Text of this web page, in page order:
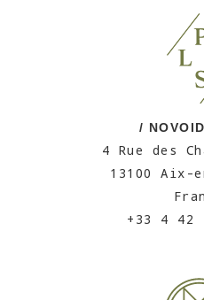
/
4 Rue des
13100 Aix-
+33 4 42